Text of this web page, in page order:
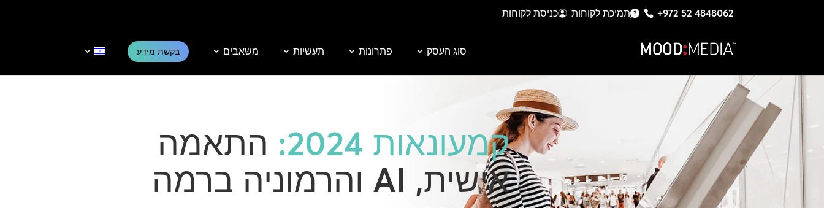
+972 52 4848062 תמיכת לקוחות כניסת לקוחות
סוג העסק פתרונות תעשיות משאבים בקשת מידע
קמעונאות 2024:
התאמה
אישית, AI והרמוניה ברמה